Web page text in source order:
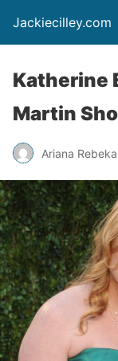
Jackiecilley.com
Katherine
Martin
Ariana Rebeka